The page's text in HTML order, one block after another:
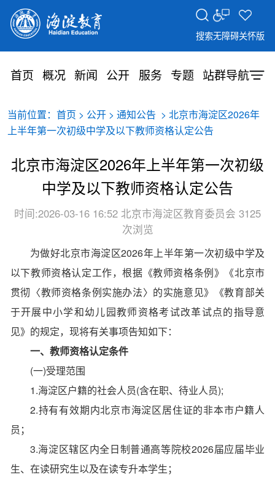
搜索无障碍关怀版
首页 概况 新闻 公开 服务 专题 站群导航
当前位置： 首页 > 公开> 通知公告 > 北京市海淀区2026年
上半年第一次初级中学及以下教师资格认定公告
北京市海淀区2026年上半年第一次初级
中学及以下教师资格认定公告
时间:2026-03-16 16:52 北京市海淀区教育委员会 3125
次浏览
为做好北京市海淀区2026年上半年第一次初级中学及
以下教师资格认定工作，根据《教师资格条例》《北京市
贯彻〈教师资格条例实施办法〉的实施意见》《教育部关
于开展中小学和幼儿园教师资格考试改革试点的指导意
见》的规定，现将有关事项告知如下：
一、教师资格认定条件
(一)受理范围
1.海淀区户籍的社会人员(含在职、待业人员);
2.持有有效期内北京市海淀区居住证的非本市户籍人
员；
3.海淀区辖区内全日制普通高等院校2026届应届毕业
生、在读研究生以及在读专升本学生；